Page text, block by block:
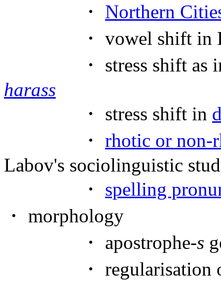
・ Northern
・ vowel shift in
・ stress shift as
harass
・ stress shift in
・ rhotic or non-
Labov's sociolinguistic
・ spelling
・ morphology
・ apostrophe-s
・ regularisation of